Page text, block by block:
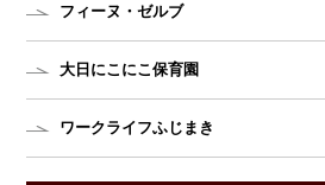
フィーヌ・ゼルブ
大日にこにこ保育園
ワークライフふじまき